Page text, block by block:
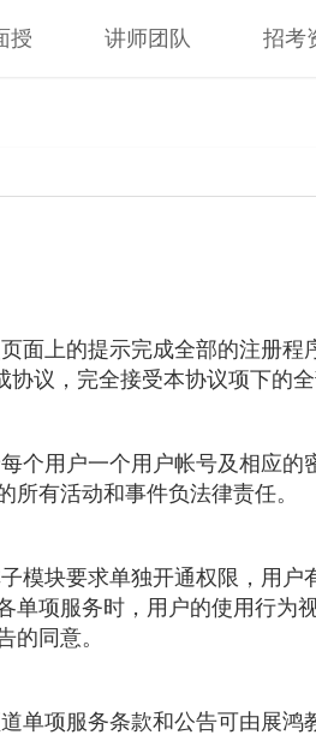
授 讲师团队 招考
面上的提示完成全部的注册
议，完全接受本协议项下的
个用户一个用户帐号及相应
有活动和事件负法律责任。
模块要求单独开通权限，用
单项服务时，用户的使用行为
的同意。
单项服务条款和公告可由展